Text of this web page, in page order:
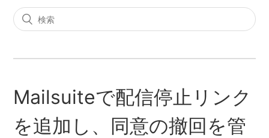
Mailsuiteで配信停止リンク
を追加し、同意の撤回を管